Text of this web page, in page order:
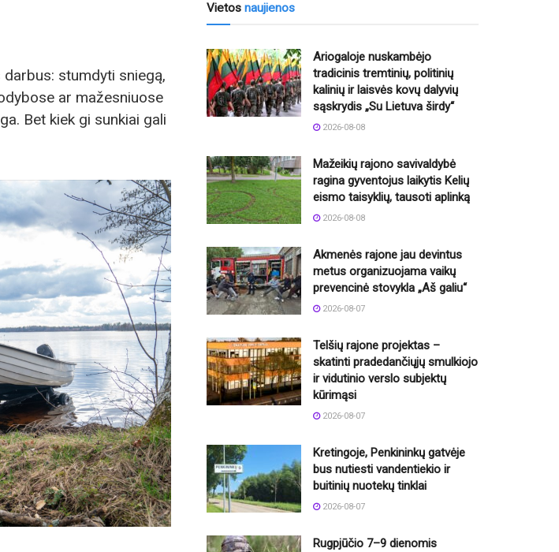
stumdyti sniegą,
ar mažesniuose
Bet kiek gi sunkiai gali
Vietos naujienos
Ariogaloje nuskambėjo
tradicinis tremtinių, politinių
kalinių ir laisvės kovų dalyvių
sąskrydis „Su Lietuva širdy“
2026-08-08
Mažeikių rajono savivaldybė
ragina gyventojus laikytis Kelių
eismo taisyklių, tausoti aplinką
2026-08-08
Akmenės rajone jau devintus
metus organizuojama vaikų
prevencinė stovykla „Aš galiu“
2026-08-07
Telšių rajone projektas –
skatinti pradedančiųjų smulkiojo
ir vidutinio verslo subjektų
kūrimąsi
2026-08-07
Kretingoje, Penkininkų gatvėje
bus nutiesti vandentiekio ir
buitinių nuotekų tinklai
2026-08-07
Rugpjūčio 7–9 dienomis